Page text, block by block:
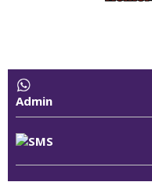
Admin